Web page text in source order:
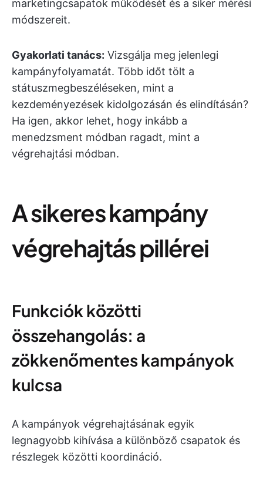
marketingcsapatok működését és a siker mérési
módszereit.
Gyakorlati tanács: Vizsgálja meg jelenlegi
kampányfolyamatát. Több időt tölt a
státuszmegbeszéléseken, mint a
kezdeményezések kidolgozásán és elindításán?
Ha igen, akkor lehet, hogy inkább a
menedzsment módban ragadt, mint a
végrehajtási módban.
A sikeres kampány
végrehajtás pillérei
Funkciók közötti
összehangolás: a
zökkenőmentes kampányok
kulcsa
A kampányok végrehajtásának egyik
legnagyobb kihívása a különböző csapatok és
részlegek közötti koordináció.